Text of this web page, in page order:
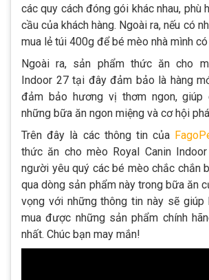
các quy cách đóng gói khác nhau, phù
cầu của khách hàng. Ngoài ra, nếu có
mua lẻ túi 400g để bé mèo nhà mình
Ngoài ra, sản phẩm thức ăn cho
Indoor 27 tại đây đảm bảo là hàng
đảm bảo hương vị thơm ngon,
những bữa ăn ngon miệng và cơ hội
Trên đây là các thông tin của
thức ăn cho mèo Royal Canin
người yêu quý các bé mèo chắc chắn
qua dòng sản phẩm này trong bữa ăn
vọng với những thông tin này sẽ giúp
mua được những sản phẩm chính
nhất. Chúc bạn may mắn!